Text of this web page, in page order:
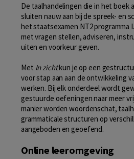
De taalhandelingen die in het boek
sluiten nauw aan bij de spreek- en
het staatsexamen NT2 programma
met vragen stellen, adviseren,
uiten en voorkeur geven.
Met In zichtkun je op een
voor stap aan aan de ontwikkeling
werken. Bij elk onderdeel wordt
gestuurde oefeningen naar meer
manier worden woordenschat,
grammaticale structuren op
aangeboden en geoefend.
Online leeromgeving